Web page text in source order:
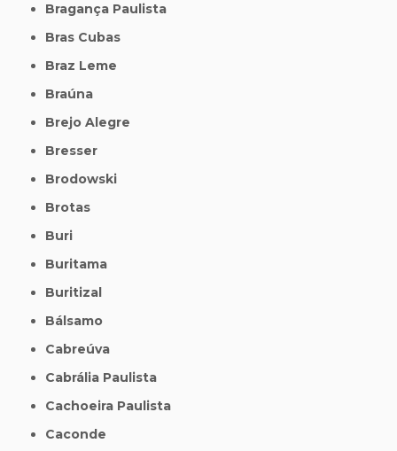
Bragança Paulista
Bras Cubas
Braz Leme
Braúna
Brejo Alegre
Bresser
Brodowski
Brotas
Buri
Buritama
Buritizal
Bálsamo
Cabreúva
Cabrália Paulista
Cachoeira Paulista
Caconde